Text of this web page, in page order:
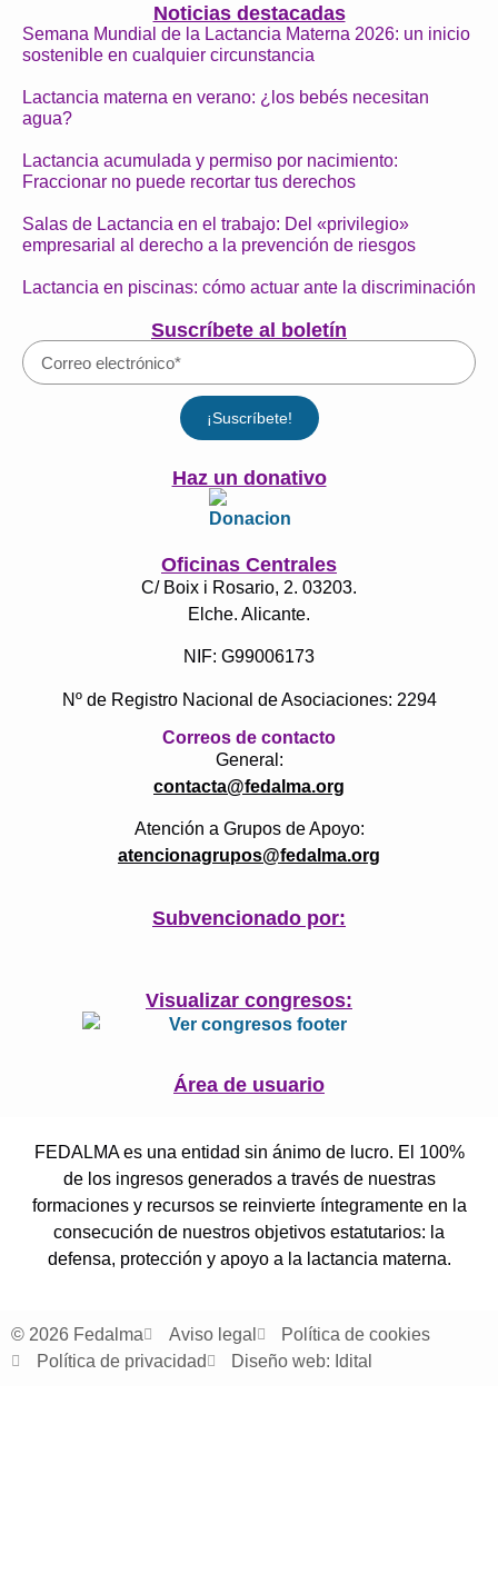
Noticias destacadas
Semana Mundial de la Lactancia Materna 2026: un inicio
sostenible en cualquier circunstancia
Lactancia materna en verano: ¿los bebés necesitan
agua?
Lactancia acumulada y permiso por nacimiento:
Fraccionar no puede recortar tus derechos
Salas de Lactancia en el trabajo: Del «privilegio»
empresarial al derecho a la prevención de riesgos
Lactancia en piscinas: cómo actuar ante la discriminación
Suscríbete al boletín
¡Suscríbete!
Haz un donativo
Oficinas Centrales
C/ Boix i Rosario, 2. 03203.
Elche. Alicante.
NIF: G99006173
Nº de Registro Nacional de Asociaciones: 2294
Correos de contacto
General:
contacta@fedalma.org
Atención a Grupos de Apoyo:
atencionagrupos@fedalma.org
Subvencionado por:
Visualizar congresos:
Área de usuario
FEDALMA es una entidad sin ánimo de lucro. El 100%
de los ingresos generados a través de nuestras
formaciones y recursos se reinvierte íntegramente en la
consecución de nuestros objetivos estatutarios: la
defensa, protección y apoyo a la lactancia materna.
© 2026 Fedalma Aviso legal
Política de cookies
Política de privacidad
Diseño web: Idital